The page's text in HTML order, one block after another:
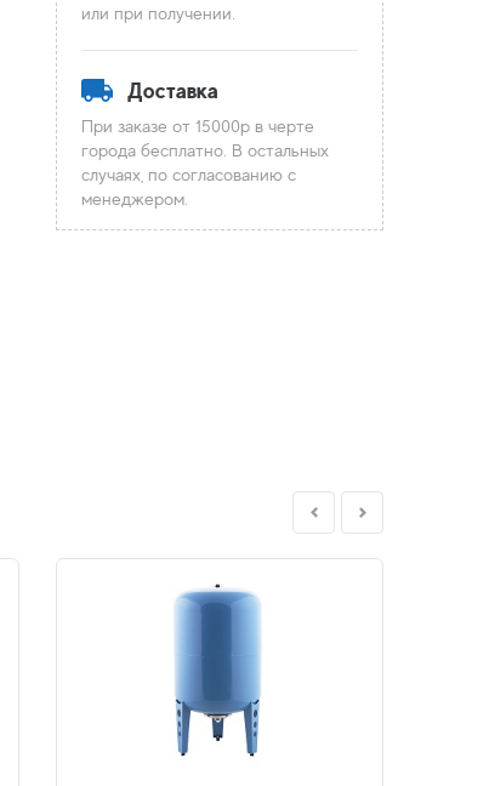
или при получении.
Доставка
При заказе от 15000р в черте
города бесплатно. В остальных
случаях, по согласованию с
менеджером.